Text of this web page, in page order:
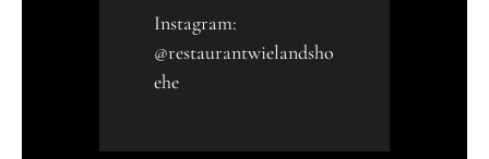
Instagram:
@restaurantwielandsho
ehe